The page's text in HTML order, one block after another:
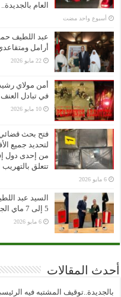
العام بالجديدة..
‏أسبوع واحد مضت
عبد اللطيف
أرامل
22 مايو 2026
في تبادل
10 مايو 2026
فتح بحث قضائي
لتحديد جميع
من إحدى دول
تتعلق
6 مايو 2026
السيد عبد
5 إلى 7 ماي الجاري على رأس وفد أمني هام
6 مايو 2026
أحدث المقالات
بالجديدة..توقيف المشتبه فيه